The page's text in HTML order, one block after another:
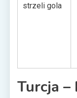
strzeli gola
Turcja –